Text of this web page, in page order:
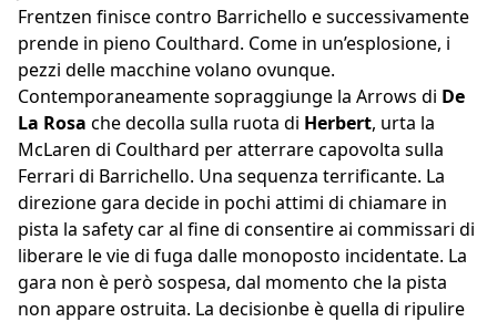
Frentzen finisce contro Barrichello e successivamente
prende in pieno Coulthard. Come in un’esplosione, i
pezzi delle macchine volano ovunque.
Contemporaneamente sopraggiunge la Arrows di De
La Rosa che decolla sulla ruota di Herbert, urta la
McLaren di Coulthard per atterrare capovolta sulla
Ferrari di Barrichello. Una sequenza terrificante. La
direzione gara decide in pochi attimi di chiamare in
pista la safety car al fine di consentire ai commissari di
liberare le vie di fuga dalle monoposto incidentate. La
gara non è però sospesa, dal momento che la pista
non appare ostruita. La decisionbe è quella di ripulire